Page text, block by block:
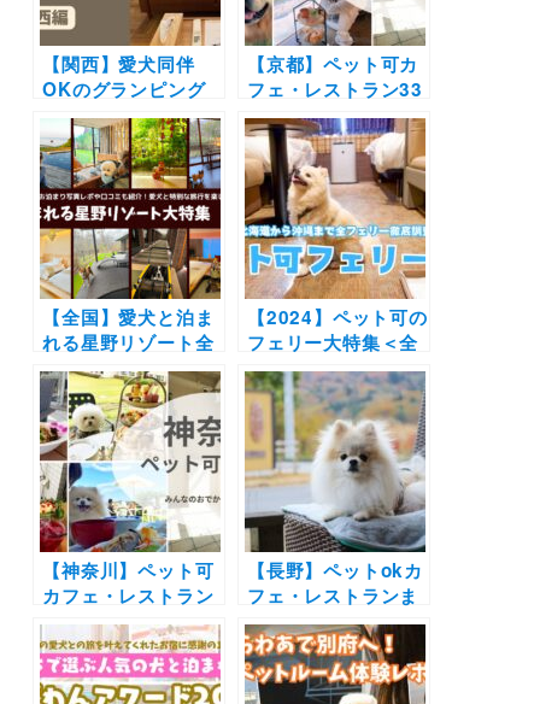
【関西】愛犬同伴
OKのグランピング
施設14選！プライベ
ートドッグラン付き
やオーシャンビュー
の新施設も！
【京都】ペット可カ
フェ・レストラン33
選！店内OKの和菓
子店やドッグラン付
きのカフェまとめ｜
実際のおでかけレポ
ート付き
【全国】愛犬と泊ま
れる星野リゾート全
42施設大特集！実際
のお泊まり写真レポ
や口コミも | 大切な
ペットと特別な旅行
を楽しもう♪
【2024】ペット可の
フェリー大特集＜全
24隻＞北海道から沖
縄までウィズペット
ルーム・ペットルー
ムで愛犬と非日常の
旅へ
【神奈川】ペット可
カフェ・レストラン
30選 | 愛犬と一緒に
中華街の食べ放題や
アフタヌーンティー
を楽しもう♪
【長野】ペットokカ
フェ・レストランま
とめ30選！| 自然豊
かな景色に包まれて
お蕎麦やピザを愛犬
と楽しもう♪